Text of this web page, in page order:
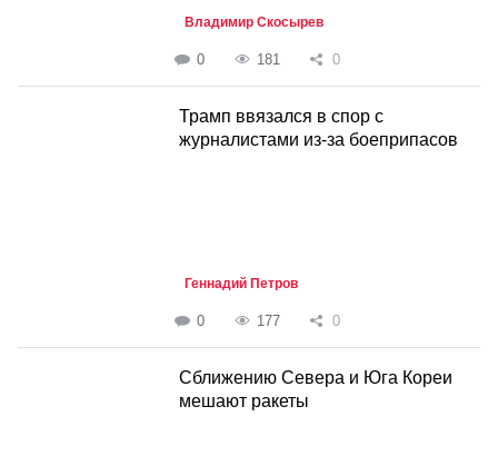
Владимир Скосырев
0 181 0
Трамп ввязался в спор с
журналистами из-за боеприпасов
Геннадий Петров
0 177 0
Сближению Севера и Юга Кореи
мешают ракеты